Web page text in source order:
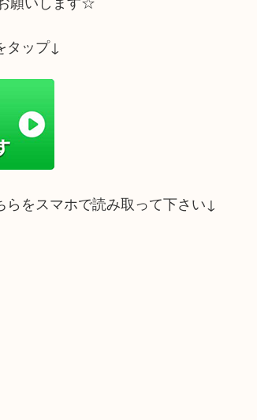
タップ↓
をスマホで読み取って下さい↓